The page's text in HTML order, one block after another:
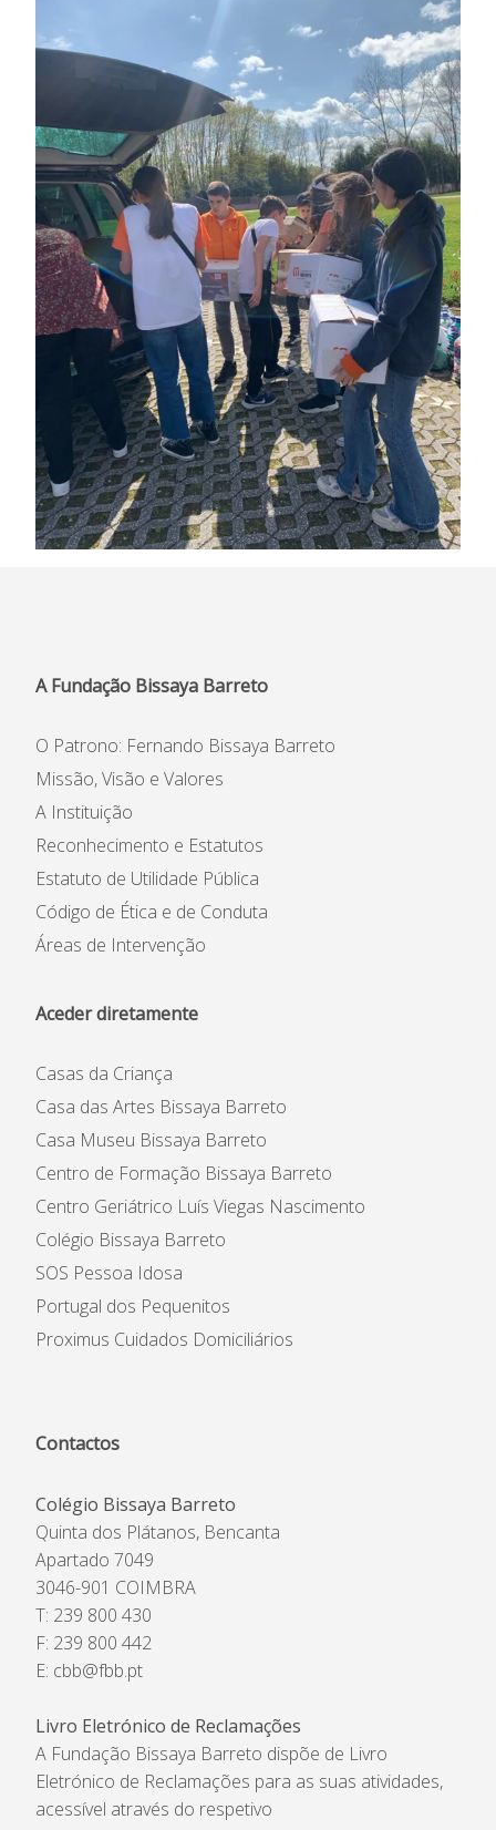
A Fundação Bissaya Barreto
O Patrono: Fernando Bissaya Barreto
Missão, Visão e Valores
A Instituição
Reconhecimento e Estatutos
Estatuto de Utilidade Pública
Código de Ética e de Conduta
Áreas de Intervenção
Aceder diretamente
Casas da Criança
Casa das Artes Bissaya Barreto
Casa Museu Bissaya Barreto
Centro de Formação Bissaya Barreto
Centro Geriátrico Luís Viegas Nascimento
Colégio Bissaya Barreto
SOS Pessoa Idosa
Portugal dos Pequenitos
Proximus Cuidados Domiciliários
Contactos
Colégio Bissaya Barreto
Quinta dos Plátanos, Bencanta
Apartado 7049
3046-901 COIMBRA
T: 239 800 430
F: 239 800 442
E: cbb@fbb.pt
Livro Eletrónico de Reclamações
A Fundação Bissaya Barreto dispõe de Livro
Eletrónico de Reclamações para as suas atividades,
acessível através do respetivo